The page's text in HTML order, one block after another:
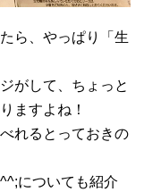
ら、やっぱり「生
がして、ちょっと
ますよね！
れるとっておきの
についても紹介